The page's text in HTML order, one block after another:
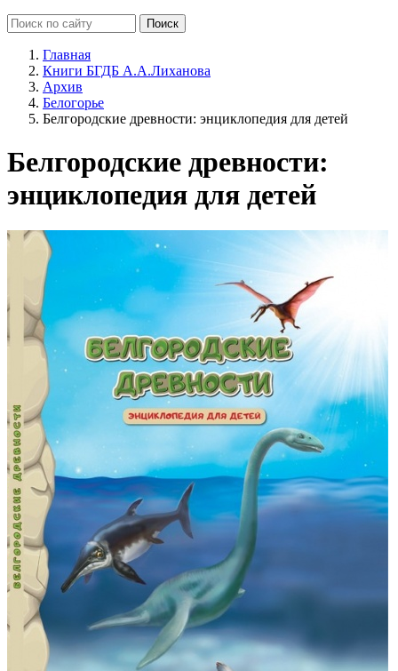
Главная
Книги БГДБ А.А.Лиханова
Архив
Белогорье
Белгородские древности: энциклопедия для детей
Белгородские древности:
энциклопедия для детей